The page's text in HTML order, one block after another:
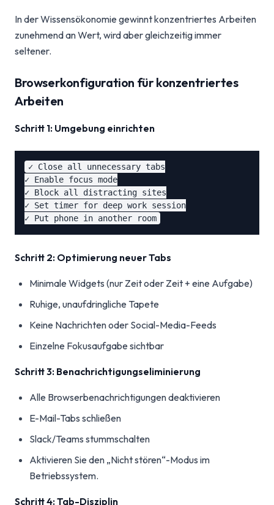
In der Wissensökonomie gewinnt konzentriertes Arbeiten
zunehmend an Wert, wird aber gleichzeitig immer
seltener.
Browserkonfiguration für konzentriertes
Arbeiten
Schritt 1: Umgebung einrichten
✓ Close all unnecessary tabs
✓ Enable focus mode
✓ Block all distracting sites
✓ Set timer for deep work session
Schritt 2: Optimierung neuer Tabs
Minimale Widgets (nur Zeit oder Zeit + eine Aufgabe)
Ruhige, unaufdringliche Tapete
Keine Nachrichten oder Social-Media-Feeds
Einzelne Fokusaufgabe sichtbar
Schritt 3: Benachrichtigungseliminierung
Alle Browserbenachrichtigungen deaktivieren
E-Mail-Tabs schließen
Slack/Teams stummschalten
Aktivieren Sie den „Nicht stören“-Modus im
Betriebssystem.
Schritt 4: Tab-Disziplin